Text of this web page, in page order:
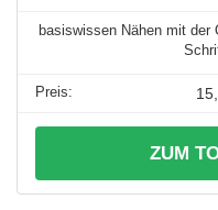
basiswissen Nähen mit
ZUM